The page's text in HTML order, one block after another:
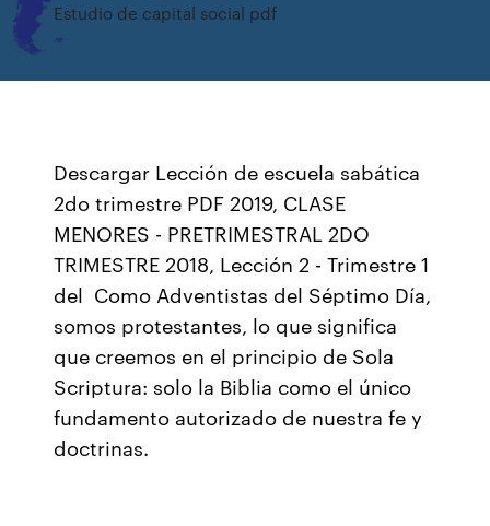
Estudio de capital social pdf
Descargar Lección de escuela sabática
2do trimestre PDF 2019, CLASE
MENORES - PRETRIMESTRAL 2DO
TRIMESTRE 2018, Lección 2 - Trimestre 1
del Como Adventistas del Séptimo Día,
somos protestantes, lo que significa
que creemos en el principio de Sola
Scriptura: solo la Biblia como el único
fundamento autorizado de nuestra fe y
doctrinas.